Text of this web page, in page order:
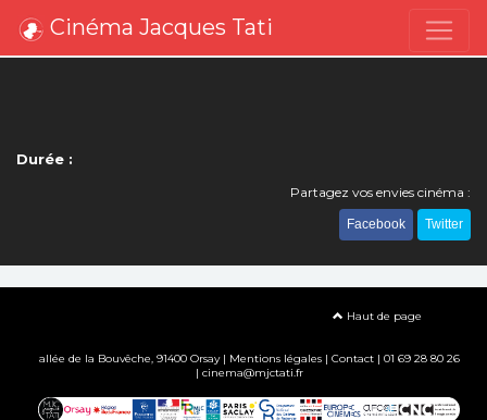
Cinéma Jacques Tati
Durée :
Partagez vos envies cinéma :
Facebook Twitter
Haut de page
allée de la Bouvêche, 91400 Orsay | Mentions légales| Contact| 01 69 28 80 26
| cinema@mjctati.fr